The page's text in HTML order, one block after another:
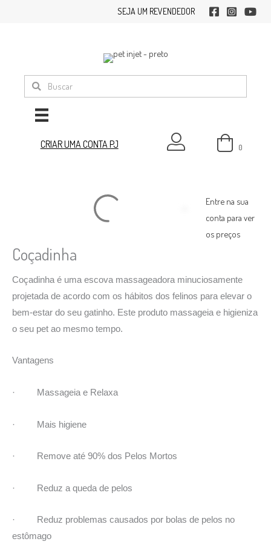
SEJA UM REVENDEDOR facebookinstagram
CRIAR UMA CONTA PJ minha conta
0
Entre na sua
conta para ver
os preços
Coçadinha
Coçadinha é uma escova massageadora minuciosamente
projetada de acordo com os hábitos dos felinos para elevar o
bem-estar do seu gatinho. Este produto massageia e higieniza
o seu pet ao mesmo tempo.
Vantagens
· Massageia e Relaxa
· Mais higiene
· Remove até 90% dos Pelos Mortos
· Reduz a queda de pelos
· Reduz problemas causados por bolas de pelos no
estômago